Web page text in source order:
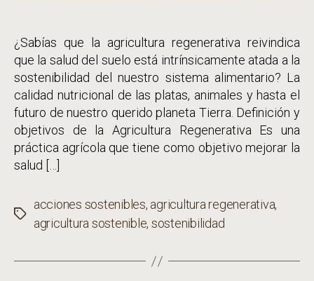
¿Sabías que la agricultura regenerativa reivindica
que la salud del suelo está intrínsicamente atada a la
sostenibilidad del nuestro sistema alimentario? La
calidad nutricional de las platas, animales y hasta el
futuro de nuestro querido planeta Tierra. Definición y
objetivos de la Agricultura Regenerativa Es una
práctica agrícola que tiene como objetivo mejorar la
salud […]
Etiquetas
acciones sostenibles, agricultura regenerativa,
agricultura sostenible, sostenibilidad